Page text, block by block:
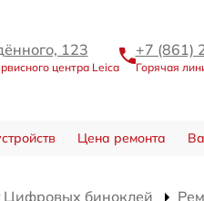
123
центра Leica
+7 (861)
Горячая
Цена ремонта
Цифровых биноклей